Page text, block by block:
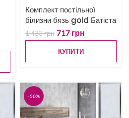
Комплект постільної
білизни бязь gold Батіста
1 433грн 717 грн
КУПИТИ
-50%